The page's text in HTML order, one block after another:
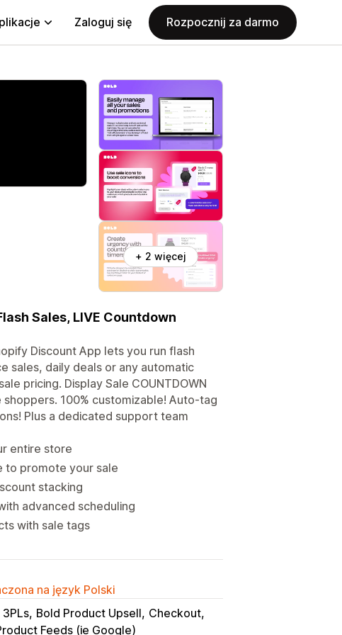
Zaloguj się Rozpocznij za darmo
+ 2 więcej
Sales, LIVE Countdown
Discount App lets you run flash
sales, daily deals or any automatic
pricing. Display Sale COUNTDOWN
100% customizable! Auto-tag
Plus a dedicated support team
entire store
to promote your sale
stacking
advanced scheduling
with sale tags
na język Polski
3PLs Bold Product Upsell Checkout
Feeds (ie Google)